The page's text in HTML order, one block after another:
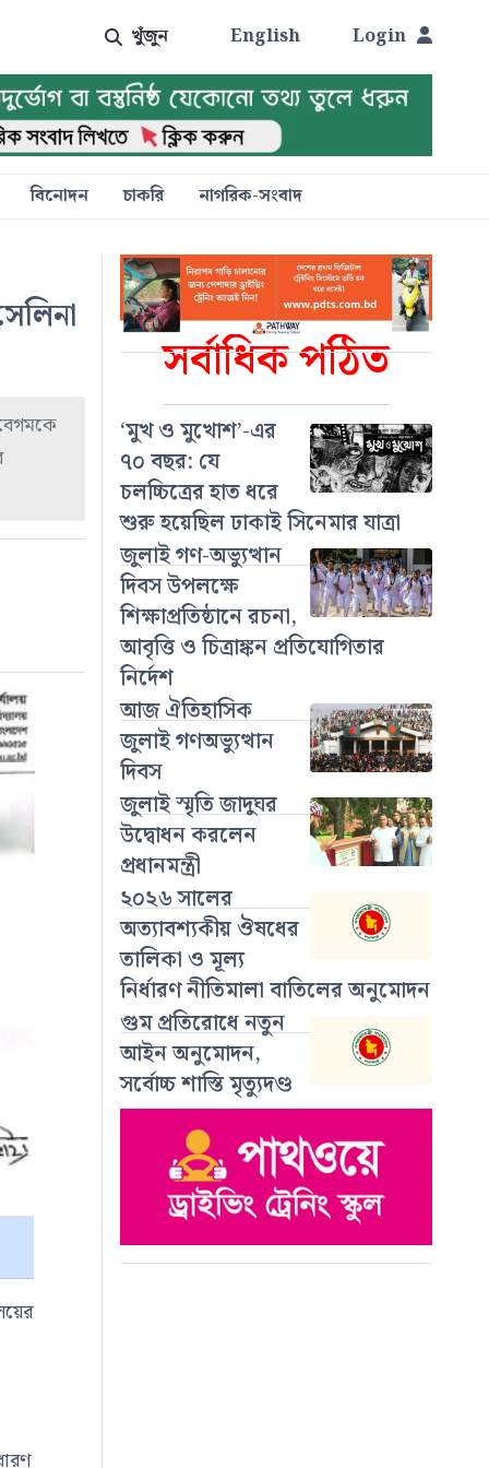
খুঁজুন English Login
বিনোদন চাকরি নাগরিক-সংবাদ
সর্বাধিক পঠিত
‘মুখ ও মুখোশ’-এর
৭০ বছর: যে
চলচ্চিত্রের হাত ধরে
শুরু হয়েছিল ঢাকাই সিনেমার যাত্রা
জুলাই গণ-অভ্যুত্থান
দিবস উপলক্ষে
শিক্ষাপ্রতিষ্ঠানে রচনা,
আবৃত্তি ও চিত্রাঙ্কন প্রতিযোগিতার
নির্দেশ
আজ ঐতিহাসিক
জুলাই গণঅভ্যুত্থান
দিবস
জুলাই স্মৃতি জাদুঘর
উদ্বোধন করলেন
প্রধানমন্ত্রী
২০২৬ সালের
অত্যাবশ্যকীয় ঔষধের
তালিকা ও মূল্য
নির্ধারণ নীতিমালা বাতিলের অনুমোদন
গুম প্রতিরোধে নতুন
আইন অনুমোদন,
সর্বোচ্চ শাস্তি মৃত্যুদণ্ড